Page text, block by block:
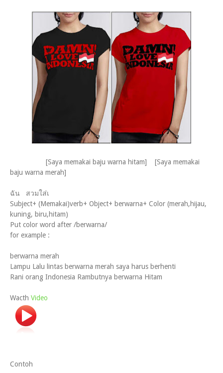
[Saya memakai baju warna hitam] [Saya memakai
baju warna merah]
ฉัน สวมใส่เ
Subject+ (Memakai)verb+ Object+ berwarna+ Color (merah,hijau,
kuning, biru,hitam)
Put color word after /berwarna/
for example :
berwarna merah
Lampu Lalu lintas berwarna merah saya harus berhenti
Rani orang Indonesia Rambutnya berwarna Hitam
Wacth Video
Contoh